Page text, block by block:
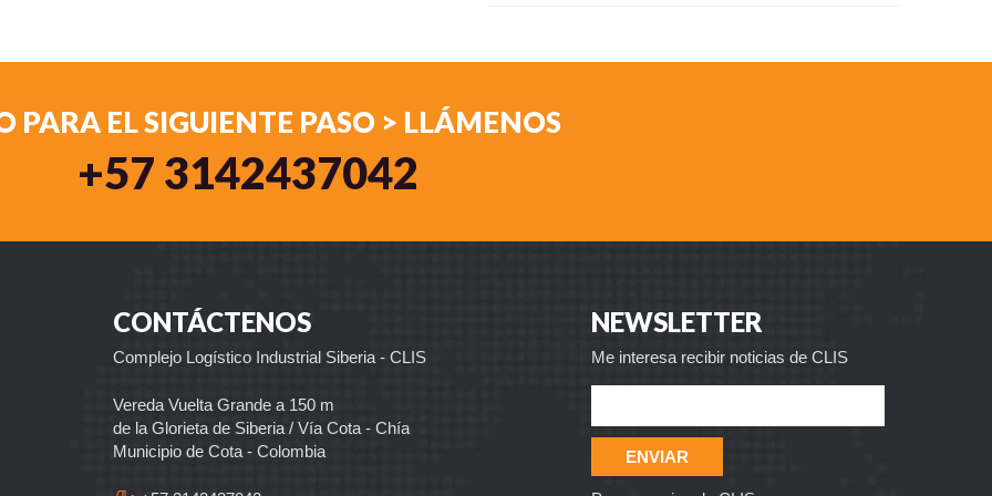
PARA EL SIGUIENTE PASO > LLÁMENOS
+57 3142437042
CONTÁCTENOS
Complejo Logístico Industrial Siberia - CLIS
Vereda Vuelta Grande a 150 m
de la Glorieta de Siberia / Vía Cota - Chía
Municipio de Cota - Colombia
NEWSLETTER
Me interesa recibir noticias de CLIS